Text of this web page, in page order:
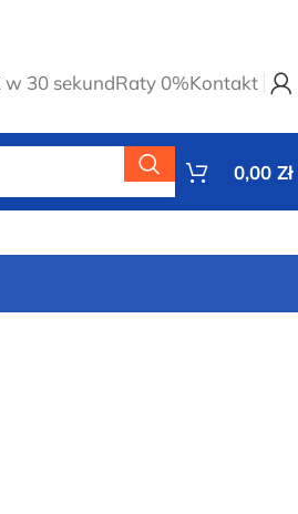
30 sekundRaty 0%Kontakt
0,00 Zł